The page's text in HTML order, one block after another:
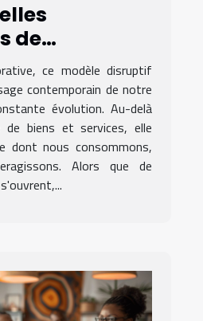
de
et
pour l'avenir
ce modèle disruptif
contemporain de notre
évolution. Au-delà
de biens et services, elle
dont nous consommons,
Alors que de